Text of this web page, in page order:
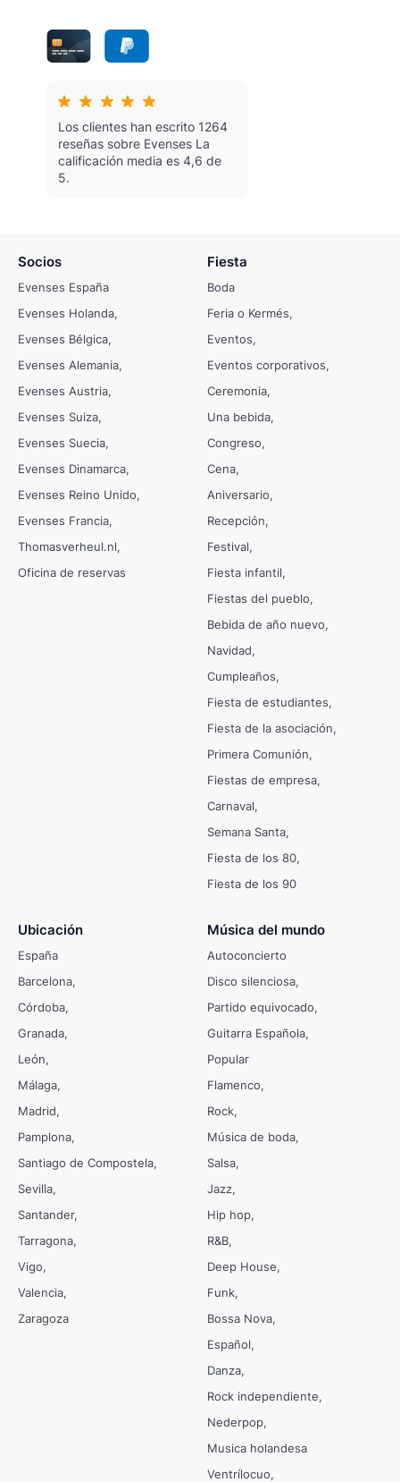
Los clientes han escrito 1264
reseñas sobre Evenses La
calificación media es 4,6 de
5.
Socios
Evenses España
Evenses Holanda
Evenses Bélgica
Evenses Alemania
Evenses Austria
Evenses Suiza
Evenses Suecia
Evenses Dinamarca
Evenses Reino Unido
Evenses Francia
Thomasverheul.nl
Oficina de reservas
Fiesta
Boda
Feria o Kermés
Eventos
Eventos corporativos
Ceremonia
Una bebida
Congreso
Cena
Aniversario
Recepción
Festival
Fiesta infantil
Fiestas del pueblo
Bebida de año nuevo
Navidad
Cumpleaños
Fiesta de estudiantes
Fiesta de la asociación
Primera Comunión
Fiestas de empresa
Carnaval
Semana Santa
Fiesta de los 80
Fiesta de los 90
Ubicación
España
Barcelona
Córdoba
Granada
León
Málaga
Madrid
Pamplona
Santiago de Compostela
Sevilla
Santander
Tarragona
Vigo
Valencia
Zaragoza
Música del mundo
Autoconcierto
Disco silenciosa
Partido equivocado
Guitarra Española
Popular
Flamenco
Rock
Música de boda
Salsa
Jazz
Hip hop
R&B
Deep House
Funk
Bossa Nova
Español
Danza
Rock independiente
Nederpop
Musica holandesa
Ventrílocuo